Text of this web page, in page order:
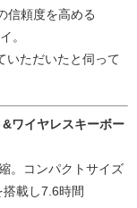
信頼度を高める
。
いただいたと伺って
ワイヤレスキーボー
。コンパクトサイズ
載し7.6時間